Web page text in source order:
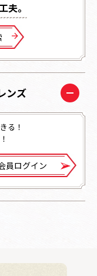
夫。
ンズ
る！
員ログイン